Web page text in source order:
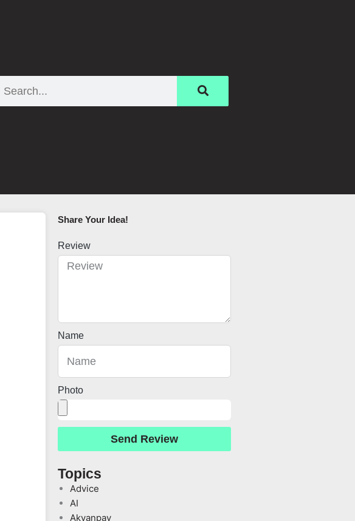
Share Your Idea!​
Review
Name
Photo
Send Review
Topics
Advice
AI
Akyanpay